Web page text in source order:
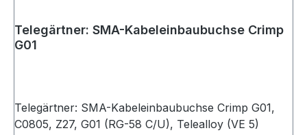
Telegärtner: SMA-Kabeleinbaubuchse Crimp
G01
Telegärtner: SMA-Kabeleinbaubuchse Crimp G01,
C0805, Z27, G01 (RG-58 C/U), Telealloy (VE 5)